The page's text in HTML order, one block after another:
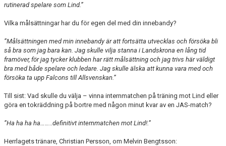
rutinerad spelare som Lind.”
Vilka målsättningar har du för egen del med din innebandy?
”Målsättningen med min innebandy är att fortsätta utvecklas och försöka bli
så bra som jag bara kan. Jag skulle vilja stanna i Landskrona en lång tid
framöver, för jag tycker klubben har rätt målsättning och jag trivs här väldigt
bra med både spelare och ledare. Jag skulle älska att kunna vara med och
försöka ta upp Falcons till Allsvenskan.”
Till sist: Vad skulle du välja – vinna internmatchen på träning mot Lind eller
göra en tokräddning på bortre med någon minut kvar av en JAS-match?
”Ha ha ha ha……..definitivt internmatchen mot Lind!.”
Herrlagets tränare, Christian Persson, om Melvin Bengtsson: